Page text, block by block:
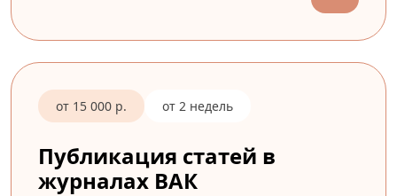
от 15 000 р. от 2 недель
Публикация статей в
журналах ВАК